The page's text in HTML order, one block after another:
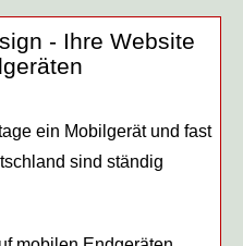
- Ihre Website
ein Mobilgerät und fast
sind ständig